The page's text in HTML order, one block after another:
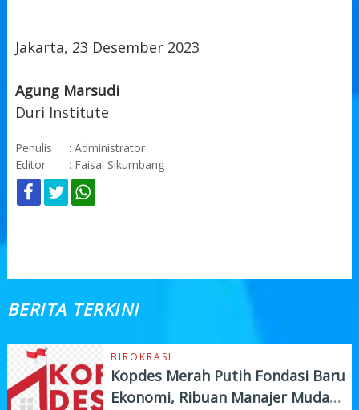
Jakarta, 23 Desember 2023
Agung Marsudi
Duri Institute
Penulis
: Administrator
Editor
: Faisal Sikumbang
BERITA TERKINI
BIROKRASI
Kopdes Merah Putih Fondasi Baru
Ekonomi, Ribuan Manajer Muda